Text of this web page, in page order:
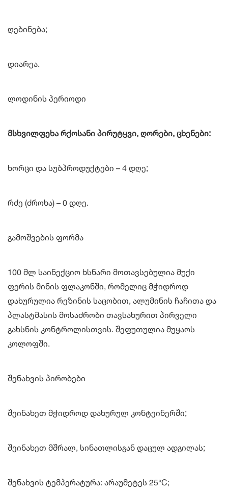
ღებინება;
დიარეა.
ლოდინის პერიოდი
მსხვილფეხა რქოსანი პირუტყვი, ღორები, ცხენები:
ხორცი და სუბპროდუქტები – 4 დღე;
რძე (ძროხა) – 0 დღე.
გამოშვების ფორმა
100 მლ საინექციო ხსნარი მოთავსებულია მუქი
ფერის მინის ფლაკონში, რომელიც მჭიდროდ
დახურულია რეზინის საცობით, ალუმინის ჩაჩითა და
პლასტმასის მოსაძრობი თავსახურით პირველი
გახსნის კონტროლისთვის. შეფუთულია მუყაოს
კოლოფში.
შენახვის პირობები
შეინახეთ მჭიდროდ დახურულ კონტეინერში;
შეინახეთ მშრალ, სინათლისგან დაცულ ადგილას;
შენახვის ტემპერატურა: არაუმეტეს 25°C;